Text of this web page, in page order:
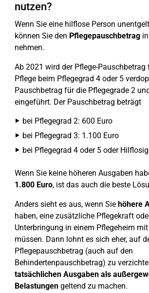
nutzen?
Wenn Sie eine hilflose Person
können Sie den Pflegepauschbetrag
nehmen.
Ab 2021 wird der Pflege-
Pflege beim Pflegegrad 4 oder 5
Pauschbetrag für die Pflegegrade 2
eingeführt. Der Pauschbetrag beträgt
bei Pflegegrad 2: 600 Euro
bei Pflegegrad 3: 1.100 Euro
bei Pflegegrad 4 oder 5 oder
Wenn Sie keine höheren Ausgaben
1.800 Euro, ist das auch die beste
Anders sieht es aus, wenn Sie höhere
haben, eine zusätzliche Pflegekraft
Unterbringung in einem Pflegeheim
müssen. Dann lohnt es sich eher, auf
Pflegepauschbetrag (auch auf den
Behindertenpauschbetrag) zu
tatsächlichen Ausgaben als
Belastungen geltend zu machen.